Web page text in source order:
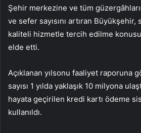
Şehir merkezine ve tüm
ve sefer sayısını artıran Büyükşehir,
kaliteli hizmetle tercih edilme
elde etti.
Açıklanan yılsonu faaliyet raporuna
sayısı 1 yılda yaklaşık 10 milyona
hayata geçirilen kredi kartı ödeme
kullanıldı.